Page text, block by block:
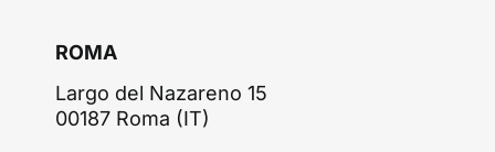
ROMA
Largo del Nazareno 15
00187 Roma (IT)